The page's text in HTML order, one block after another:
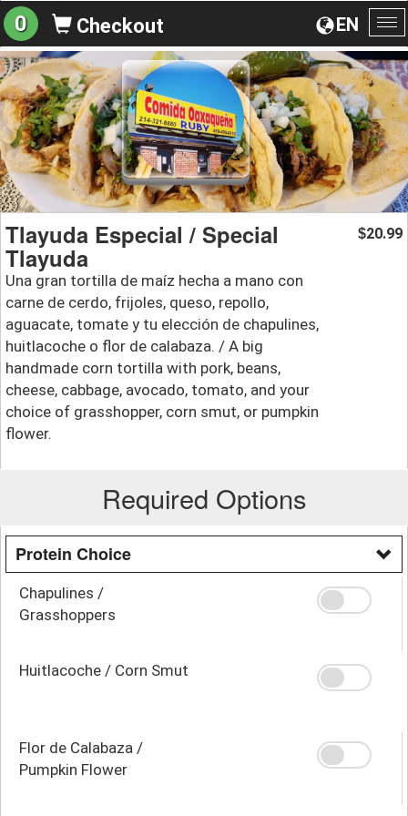
EN
0 Checkout
Tlayuda Especial / Special
Tlayuda
Una gran tortilla de maíz hecha a mano con
carne de cerdo, frijoles, queso, repollo,
aguacate, tomate y tu elección de chapulines,
huitlacoche o flor de calabaza. / A big
handmade corn tortilla with pork, beans,
cheese, cabbage, avocado, tomato, and your
choice of grasshopper, corn smut, or pumpkin
flower.
$20.99
Required Options
Protein Choice
Chapulines /
Grasshoppers
Huitlacoche / Corn Smut
Flor de Calabaza /
Pumpkin Flower